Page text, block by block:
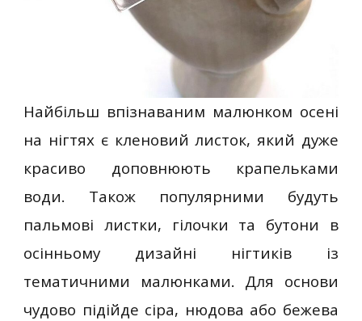
Найбільш впізнаваним малюнком осені
на нігтях є кленовий листок, який дуже
красиво доповнюють крапельками
води. Також популярними будуть
пальмові листки, гілочки та бутони в
осінньому дизайні нігтиків із
тематичними малюнками. Для основи
чудово підійде сіра, нюдова або бежева